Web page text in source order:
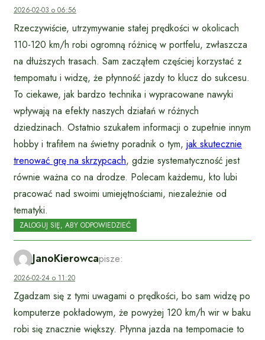
2026-02-03 o 06:56
Rzeczywiście, utrzymywanie stałej prędkości w okolicach
110-120 km/h robi ogromną różnicę w portfelu, zwłaszcza
na dłuższych trasach. Sam zacząłem częściej korzystać z
tempomatu i widzę, że płynność jazdy to klucz do sukcesu.
To ciekawe, jak bardzo technika i wypracowane nawyki
wpływają na efekty naszych działań w różnych
dziedzinach. Ostatnio szukałem informacji o zupełnie innym
hobby i trafiłem na świetny poradnik o tym, jak skutecznie
trenować grę na skrzypcach, gdzie systematyczność jest
równie ważna co na drodze. Polecam każdemu, kto lubi
pracować nad swoimi umiejętnościami, niezależnie od
tematyki.
ZALOGUJ SIĘ, ABY ODPOWIEDZIEĆ
JanoKierowcapisze:
2026-02-24 o 11:20
Zgadzam się z tymi uwagami o prędkości, bo sam widzę po
komputerze pokładowym, że powyżej 120 km/h wir w baku
robi się znacznie większy. Płynna jazda na tempomacie to